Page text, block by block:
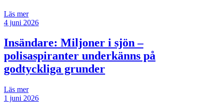
Läs mer
4 juni 2026
Insändare: Miljoner i sjön –
polisaspiranter underkänns på
godtyckliga grunder
Läs mer
1 juni 2026